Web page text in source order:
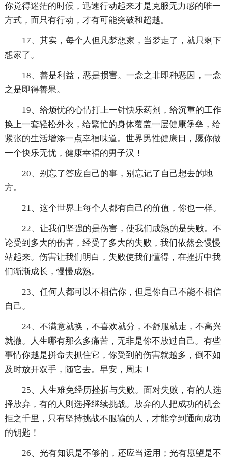
你觉得迷茫的时候，迅速行动起来才是克服无力感的唯一
方式，而只有行动，才有可能突破和超越。
17、其实，每个人但凡梦想家，当梦走了，就只剩下
想家了。
18、善是利益，恶是损害。一念之非即种恶因，一念
之是即得善果。
19、给烦忧的心情打上一针快乐药剂，给沉重的工作
换上一套轻松外衣，给繁忙的身体覆盖一层健康堡垒，给
紧张的生活增添一点幸福味道。世界男性健康日，愿你做
一个快乐无忧，健康幸福的男子汉！
20、别忘了答应自己的事，别忘记了自己想去的地
方。
21、这个世界上每个人都有自己的价值，你也一样。
22、让我们坚强的是伤害，使我们成熟的是失败。不
论受到多大的伤害，经受了多大的失败，我们依然会慢慢
站起来。伤害让我们明白，失败使我们懂得，在挫折中我
们渐渐成长，慢慢成熟。
23、任何人都可以不相信你，但是你自己不能不相信
自己。
24、不满意就换，不喜欢就分，不舒服就走，不高兴
就撤。人生哪有那么多痛苦，无非是你不放过自己。有些
事情你越是拼命去抓住它，你受到的伤害就越多，倒不如
及时放开双手，随它去。早安，周末！
25、人生难免经历挫折与失败。面对失败，有的人选
择放弃，有的人则选择继续挑战。放弃的人把成功的机会
拒之千里，只有坚持挑战不服输的人，才能拿到通向成功
的钥匙！
26、光有知识是不够的，还应当运用；光有愿望是不